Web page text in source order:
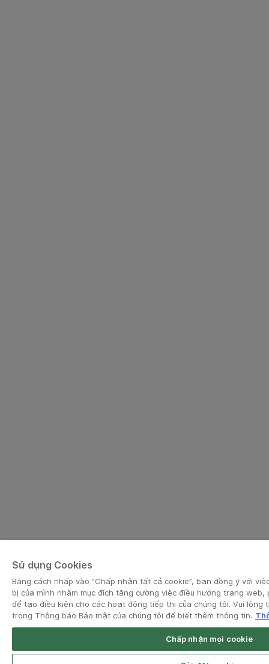
Sử dụng Cookies
Bằng cách nhấp vào “Chấp nhận tất cả cookie”, bạn đồng ý với
bị của mình nhằm mục đích tăng cường việc điều hướng trang
để tạo điều kiện cho các hoạt động tiếp thị của chúng tôi. Vui lòng
trong Thông báo Bảo mật của chúng tôi để biết thêm thông tin.
Chấp nhận mọi cookie